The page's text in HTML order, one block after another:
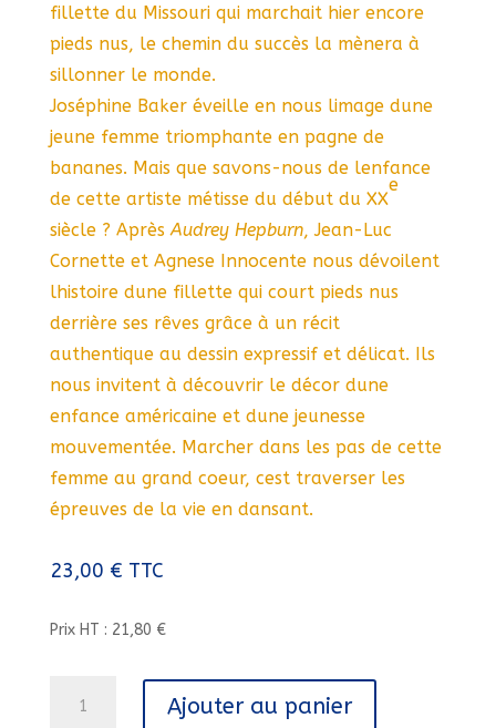
fillette du Missouri qui marchait hier encore
pieds nus, le chemin du succès la mènera à
sillonner le monde.
Joséphine Baker éveille en nous limage dune
jeune femme triomphante en pagne de
bananes. Mais que savons-nous de lenfance
de cette artiste métisse du début du XX
e
siècle ? AprèsAudrey Hepburn, Jean-Luc
Cornette et Agnese Innocente nous dévoilent
lhistoire dune fillette qui court pieds nus
derrière ses rêves grâce à un récit
authentique au dessin expressif et délicat. Ils
nous invitent à découvrir le décor dune
enfance américaine et dune jeunesse
mouvementée. Marcher dans les pas de cette
femme au grand coeur, cest traverser les
épreuves de la vie en dansant.
23,00 € TTC
Prix HT : 21,80 €
Ajouter au panier